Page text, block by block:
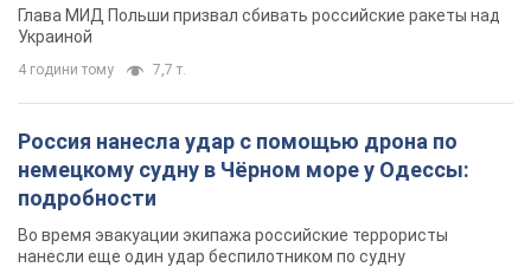
Глава МИД Польши призвал сбивать российские ракеты над
Украиной
4 години тому 7,7 т.
Россия нанесла удар с помощью дрона по
немецкому судну в Чёрном море у Одессы:
подробности
Во время эвакуации экипажа российские террористы
нанесли еще один удар беспилотником по судну